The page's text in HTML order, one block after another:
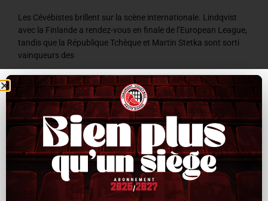
Les Cévébistes brillent sur la scène internationale. Lindqvist
avec la Finlande a rendez-vous en finale de l’European League,
tandis que la République Tchèque et Martin Stetka sont sorti
vainqueurs des
LIRE LA SUITE »
8 juillet 2026 9 h 59 min
ACTUALITÉS